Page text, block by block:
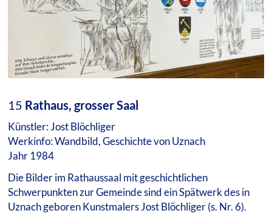
15 Rathaus, grosser Saal
Künstler: Jost Blöchliger
Werkinfo: Wandbild, Geschichte von Uznach
Jahr 1984
Die Bilder im Rathaussaal mit geschichtlichen
Schwerpunkten zur Gemeinde sind ein Spätwerk des in
Uznach geboren Kunstmalers Jost Blöchliger (s. Nr. 6).